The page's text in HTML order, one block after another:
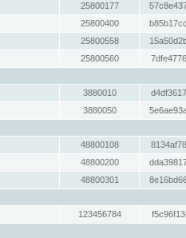
25800177
25800400
25800558
25800560
3880010
3880050
48800108
48800200
48800301
123456784